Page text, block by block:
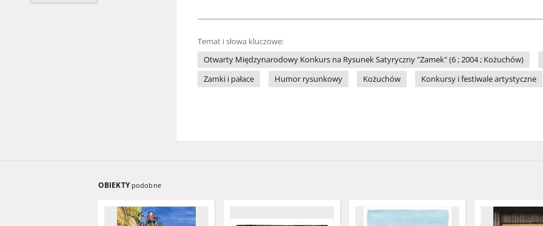
Temat i słowa kluczowe:
Otwarty Międzynarodowy Konkurs na Rysunek Satyryczny "Zamek" (6 ; 2004 ; Kożuchów)
Zamki i pałace
Humor rysunkowy Kożuchów Konkursy i festiwale artystyczne
OBIEKTY podobne